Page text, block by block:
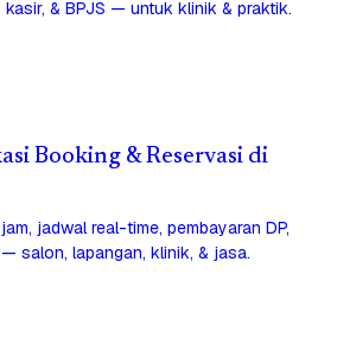
kasir, & BPJS — untuk klinik & praktik.
Booking & Reservasi di
jadwal real-time, pembayaran DP,
salon, lapangan, klinik, & jasa.